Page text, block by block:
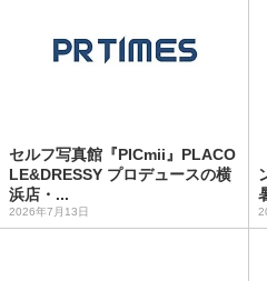
セルフ写真館『PICmii』PLACO
LE&DRESSY プロデュースの横
浜店・...
2026年7月13日